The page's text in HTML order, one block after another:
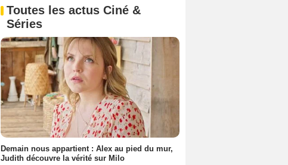
Toutes les actus Ciné &
Séries
Demain nous appartient : Alex au pied du mur,
Judith découvre la vérité sur Milo